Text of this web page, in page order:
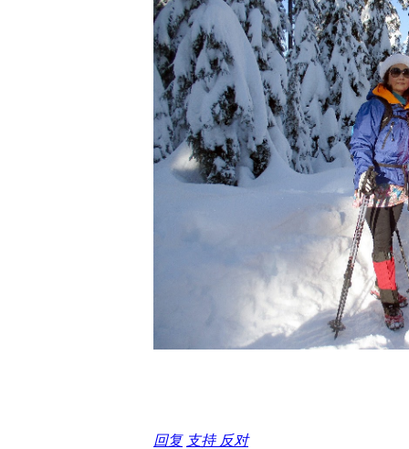
回复 支持 反对